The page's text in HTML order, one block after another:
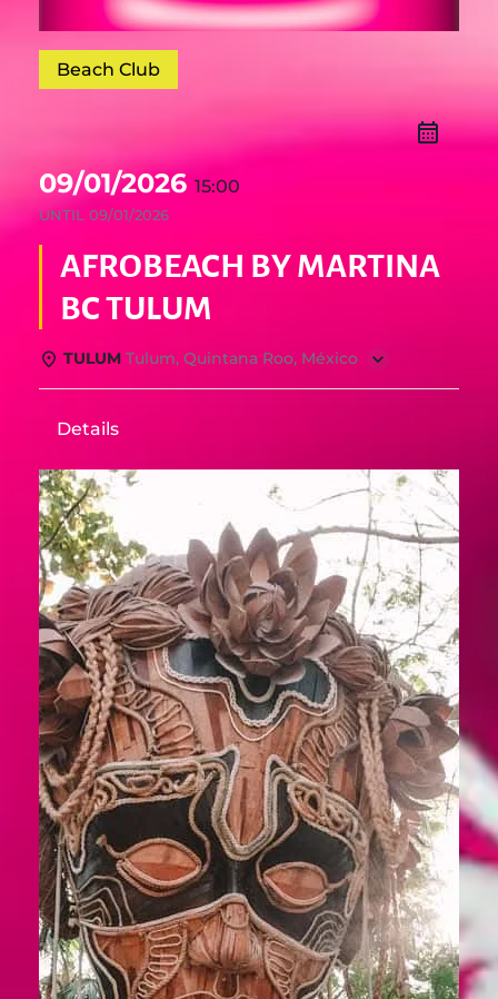
Beach Club
09/01/2026 15:00
UNTIL 09/01/2026
AFROBEACH BY MARTINA
BC TULUM
TULUM Tulum, Quintana Roo, México
Details